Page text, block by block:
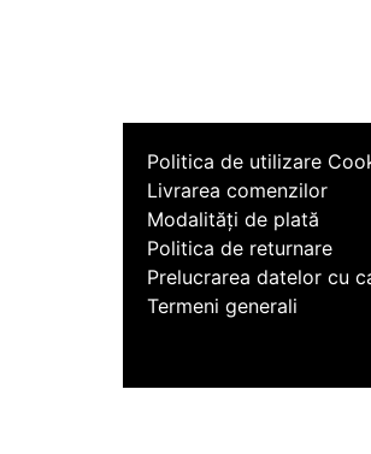
Politica de utilizare
Livrarea comenzilor
Modalități de plată
Politica de returnare
Prelucrarea datelor cu
Termeni generali